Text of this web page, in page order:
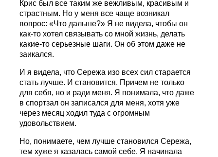
Крис был все таким же вежливым, красивым и
страстным. Но у меня все чаще возникал
вопрос: «Что дальше?» Я не видела, чтобы он
как-то хотел связывать со мной жизнь, делать
какие-то серьезные шаги. Он об этом даже не
заикался.
И я видела, что Сережа изо всех сил старается
стать лучше. И становится. Причем не только
для себя, но и ради меня. Я понимала, что даже
в спортзал он записался для меня, хотя уже
через месяц ходил туда с огромным
удовольствием.
Но, понимаете, чем лучше становился Сережа,
тем хуже я казалась самой себе. Я начинала